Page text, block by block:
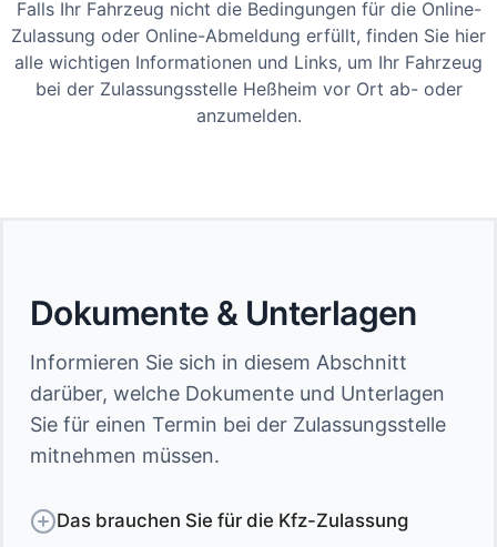
Falls Ihr Fahrzeug nicht die Bedingungen für die Online-
Zulassung oder Online-Abmeldung erfüllt, finden Sie hier
alle wichtigen Informationen und Links, um Ihr Fahrzeug
bei der Zulassungsstelle Heßheim vor Ort ab- oder
anzumelden.
Dokumente & Unterlagen
Informieren Sie sich in diesem Abschnitt
darüber, welche Dokumente und Unterlagen
Sie für einen Termin bei der Zulassungsstelle
mitnehmen müssen.
Das brauchen Sie für die Kfz-Zulassung